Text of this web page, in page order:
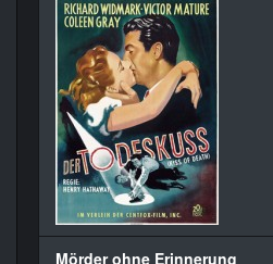
Mörder ohne Erinnerung